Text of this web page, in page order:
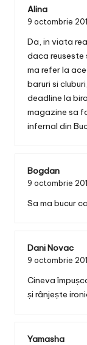
Alina
9 octombrie
Da, in viata
daca reuseste
ma refer la
baruri si
deadline la
magazine sa
infernal din
Bogdan
9 octombrie
Sa ma bucur
Dani Novac
9 octombrie
Cineva
și rânjește
Yamasha